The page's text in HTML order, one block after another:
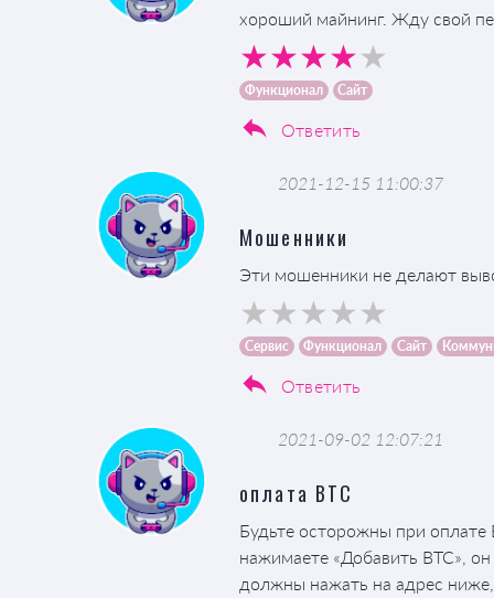
хороший майнинг. Жду свой
Функционал Сайт
Ответить
2021-12-15 11:00:37
Мошенники
Эти мошенники не делают
Сервис Функционал Сайт
Ответить
2021-09-02 12:07:21
оплата BTC
Будьте осторожны при оплате
нажимаете «Добавить BTC»,
должны нажать на адрес